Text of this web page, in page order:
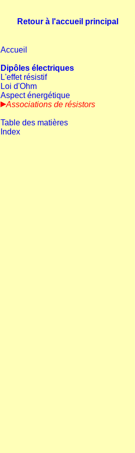
Retour à l'accueil principal
Accueil
Dipôles électriques
L'effet résistif
Loi d'Ohm
Aspect énergétique
Associations de résistors
Table des matières
Index